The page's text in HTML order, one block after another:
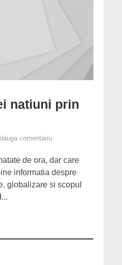
natiuni prin
comentariu
de ora, dar care
informatia despre
globalizare si scopul